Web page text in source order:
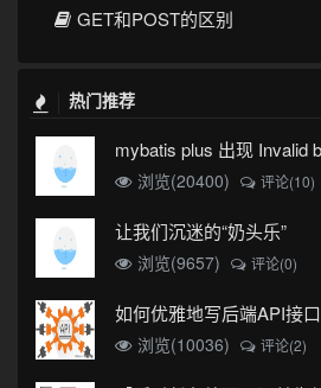
GET和POST的区别
热门推荐
浏览(20400)
评论(10)
让我们沉迷的“奶头乐”
浏览(9657) 评论(0)
如何优雅地写后端API接口
浏览(10036) 评论(2)